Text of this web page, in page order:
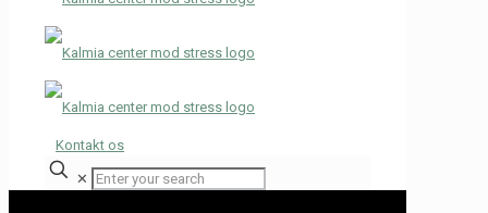
Kontakt os
✕